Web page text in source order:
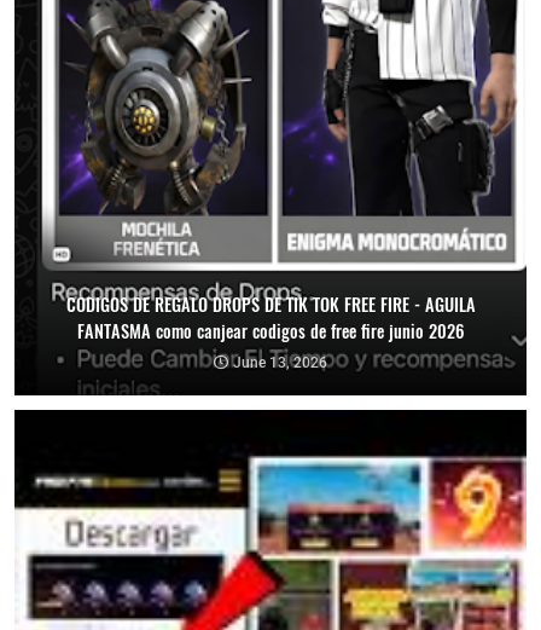
CODIGOS DE REGALO DROPS DE TIK TOK FREE FIRE - AGUILA
FANTASMA como canjear codigos de free fire junio 2026
June 13, 2026